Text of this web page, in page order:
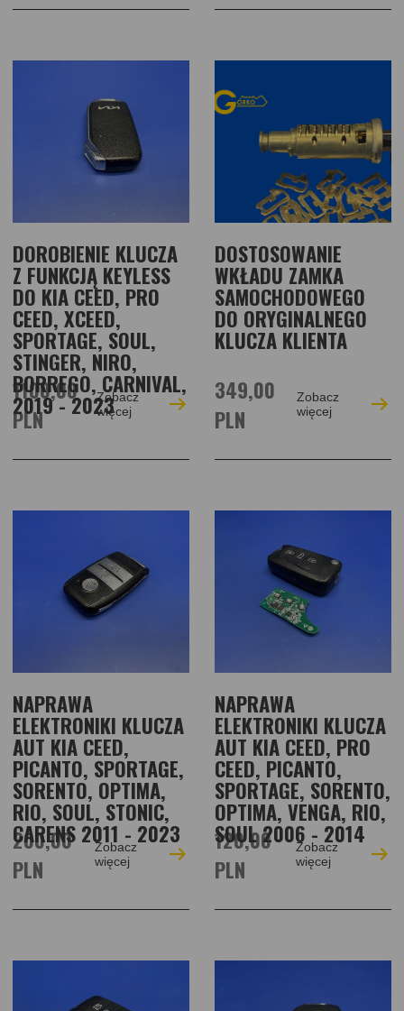
DOROBIENIE KLUCZA
Z FUNKCJĄ KEYLESS
DO KIA CEED, PRO
CEED, XCEED,
SPORTAGE, SOUL,
STINGER, NIRO,
BORREGO, CARNIVAL,
2019 - 2023
1100,00
PLN
Zobacz
więcej
DOSTOSOWANIE
WKŁADU ZAMKA
SAMOCHODOWEGO
DO ORYGINALNEGO
KLUCZA KLIENTA
349,00
PLN
Zobacz
więcej
NAPRAWA
ELEKTRONIKI KLUCZA
AUT KIA CEED,
PICANTO, SPORTAGE,
SORENTO, OPTIMA,
RIO, SOUL, STONIC,
CARENS 2011 - 2023
200,00
PLN
Zobacz
więcej
NAPRAWA
ELEKTRONIKI KLUCZA
AUT KIA CEED, PRO
CEED, PICANTO,
SPORTAGE, SORENTO,
OPTIMA, VENGA, RIO,
SOUL 2006 - 2014
120,00
PLN
Zobacz
więcej